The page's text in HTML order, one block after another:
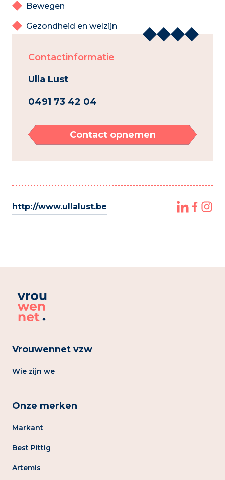
Bewegen
Gezondheid en welzijn
Contactinformatie
Ulla Lust
0491 73 42 04
Contact opnemen
http://www.ullalust.be
Vrouwennet vzw
Wie zijn we
Onze merken
Markant
Best Pittig
Artemis